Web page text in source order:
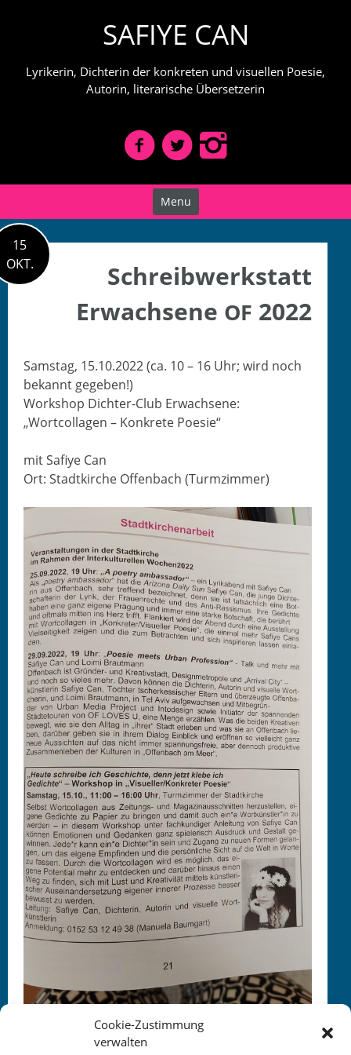
Cookie-Zustimmung
verwalten
SAFIYE CAN
Lyrikerin, Dichterin der konkreten und visuellen Poesie,
Autorin, literarische Übersetzerin
Menu
15
OKT.
Schreibwerkstatt
Erwachsene OF 2022
Sam­stag, 15.10.2022(ca. 10 – 16 Uhr; wird noch
bekan­nt gegeben!)
Work­shop Dichter-Club Erwachsene:
„Wort­col­la­gen – Konkrete Poesie“
mit Safiye Can
Ort: Stadtkirche Offen­bach (Tur­mz­im­mer)